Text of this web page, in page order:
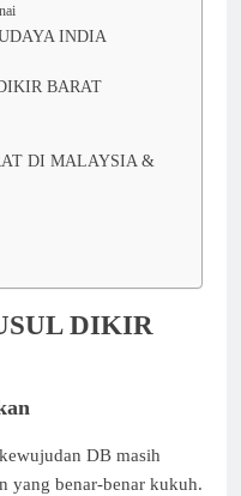
INDIA
BARAT
DI MALAYSIA &
DIKIR
DB masih
yang benar-benar kukuh.